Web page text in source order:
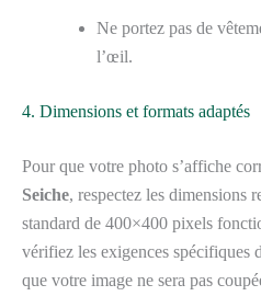
Ne portez pas de
l’œil.
4. Dimensions et formats adaptés
Pour que votre photo s’affiche
Seiche, respectez les dimensions
standard de 400×400 pixels
vérifiez les exigences spécifiques
que votre image ne sera pas